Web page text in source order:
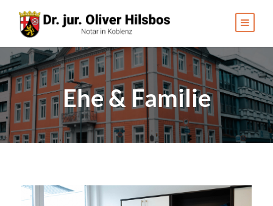
Ehe & Familie